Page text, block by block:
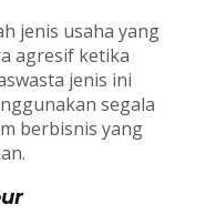
jenis usaha yang
agresif ketika
jenis ini
segala
berbisnis yang